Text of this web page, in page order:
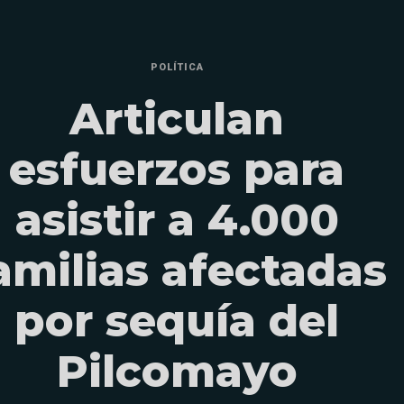
POLÍTICA
Articulan
esfuerzos para
asistir a 4.000
afectadas
por sequía del
Pilcomayo